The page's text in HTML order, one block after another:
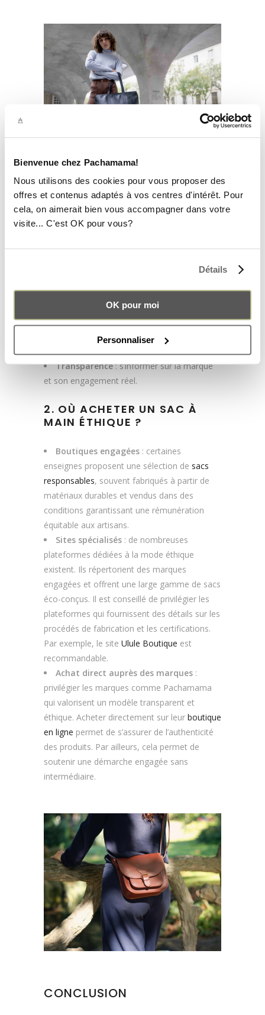
Bienvenue chez Pachamama!
Nous utilisons des cookies pour vous proposer des
offres et contenus adaptés à vos centres d'intérêt. Pour
cela, on aimerait bien vous accompagner dans votre
visite... C'est OK pour vous?
Détails
OK pour moi
Personnaliser
IV. COMMENT BIEN CHOISIR
SON SAC À MAIN ÉTHIQUE ?
1. LES CRITÈRES À VÉRIFIER
Matières: préférer le cuir à tannage
végétal aux matériaux synthétiques.
Labels et certifications: vérifier la
présence de certifications éthiques et
Transparence: s’informer sur la marque
et son engagement réel.
2. OÙ ACHETER UN SAC À
MAIN ÉTHIQUE ?
Boutiques engagées : certaines
enseignes proposent une sélection de sacs
responsables, souvent fabriqués à partir de
matériaux durables et vendus dans des
conditions garantissant une rémunération
équitable aux artisans.
Sites spécialisés : de nombreuses
plateformes dédiées à la mode éthique
existent. Ils répertorient des marques
engagées et offrent une large gamme de sacs
éco-conçus. Il est conseillé de privilégier les
plateformes qui fournissent des détails sur les
procédés de fabrication et les certifications.
Par exemple, le site Ulule Boutique est
recommandable.
Achat direct auprès des marques :
privilégier les marques comme Pachamama
qui valorisent un modèle transparent et
éthique. Acheter directement sur leur boutique
en ligne permet de s’assurer de l’authenticité
des produits. Par ailleurs, cela permet de
soutenir une démarche engagée sans
intermédiaire.
CONCLUSION